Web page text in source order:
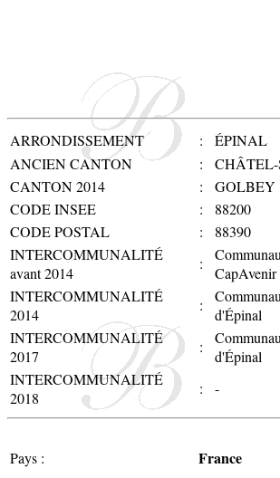
ARRONDISSEMENT :
ÉPINAL
ANCIEN CANTON
:
CANTON 2014
:
GOLBEY
CODE INSEE
:
88200
CODE POSTAL
:
88390
INTERCOMMUNALITÉ
avant 2014
:
CapAvenir
INTERCOMMUNALITÉ
2014
:
d'Épinal
INTERCOMMUNALITÉ
2017
:
d'Épinal
INTERCOMMUNALITÉ
2018
: -
Pays : France